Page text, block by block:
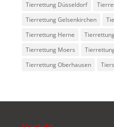
Tierrettung Düsseldorf
Tierrettung Gelsenkirchen
Tierrettung Herne
Tierrettung Moers
Tierrettung Oberhausen